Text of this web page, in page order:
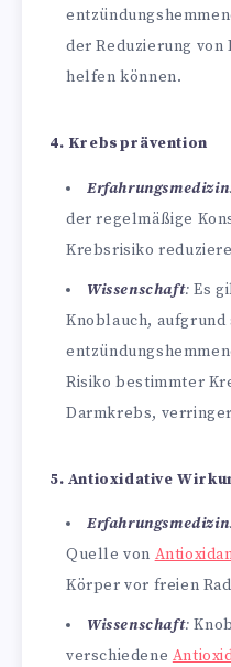
der Reduzierung von
helfen können.
4. Krebsprävention
Erfahrungsmedizin
der regelmäßige
Krebsrisiko
Wissenschaft: Es
Knoblauch, aufgrund
Risiko bestimmter
Darmkrebs,
5. Antioxidative
Erfahrungsmedizin
Quelle von
Körper vor freien
Wissenschaft:
verschiedene